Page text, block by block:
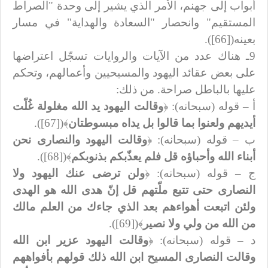
أبواب إلى جهنم، الأمر الذي يشير إلى وحدة "الصراط
المستقيم" وانحصار "السعادة والهداية" في مسار
بعينه([66]).
9ـ هناك عدد من الآيات والروايات تسجّل اعتراضها
على بعض عقائد اليهود والمسيحيين وأعمالهم، وتحكم
عليها بالباطل صراحة. من ذلك:
أ – قوله (سبحانه): ﴿وقالت اليهود يد الله مغلولة غُلّت
أيديهم ولعنوا بما قالوا بل يداه مبسوطتان﴾([67]).
ب – قوله (سبحانه): ﴿وقالت اليهود والنصارى نحن
أبناء الله وأحباؤه قل فلم يعذّبكم بذنوبكم﴾([68]).
ج – قوله (سبحانه): ﴿ولن ترضى عنك اليهود ولا
النصارى حتى تتبع ملّتهم قل إنّ هدى الله هو الهدى
ولئن اتبعت أهواءهم بعد الذي جاءك من العلم مالك
من الله من ولي ولا نصير ﴾([69]).
د – قوله (سبحانه): ﴿وقالت اليهود عزير ابن الله
وقالت النصارى المسيح ابن الله ذلك قولهم بأفواههم